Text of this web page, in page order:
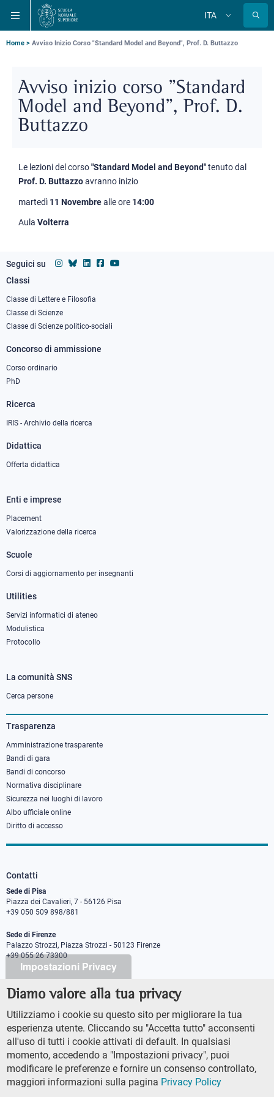
Impostazioni Privacy
Diamo valore alla tua privacy
Utilizziamo i cookie su questo sito per migliorare la tua
esperienza utente. Cliccando su "Accetta tutto" acconsenti
all'uso di tutti i cookie attivati di default. In qualsiasi
momento, accedendo a "Impostazioni privacy", puoi
modificare le preferenze e fornire un consenso controllato,
maggiori informazioni sulla pagina Privacy Policy
alla
navigazione
principale
contenuto
principale
alla
ricerca
principale
ITA
Briciole
pane
Home Avviso Inizio Corso "Standard Model and Beyond", Prof. D. Buttazzo
Avviso inizio corso "Standard
Model and Beyond", Prof. D.
Buttazzo
Le lezioni del corso"Standard Model and Beyond"tenuto dal
Prof. D. Buttazzoavranno inizio
martedì 11 Novembrealle ore 14:00
Aula Volterra
Seguici su
Footer
column
1
Classi
Classe di Lettere e Filosofia
Classe di Scienze
Classe di Scienze politico-sociali
Concorso di ammissione
Corso ordinario
PhD
Ricerca
IRIS - Archivio della ricerca
Didattica
Offerta didattica
Footer
column
Enti e imprese
Placement
Valorizzazione della ricerca
Scuole
Corsi di aggiornamento per insegnanti
Utilities
Servizi informatici di ateneo
Modulistica
Protocollo
Footer
column
3
La comunità SNS
Cerca persone
Trasparenza
Amministrazione trasparente
Bandi di gara
Bandi di concorso
Normativa disciplinare
Sicurezza nei luoghi di lavoro
Albo ufficiale online
Diritto di accesso
Contatti
Sede di Pisa
Piazza dei Cavalieri, 7 - 56126 Pisa
+39 050 509 898/881
Sede di Firenze
Palazzo Strozzi, Piazza Strozzi - 50123 Firenze
+39 055 26 73300
PEC protocollo@pec.sns.it
Codice Fiscale 8000 5050507
Ufficio comunicazione
Addetto stampa
URP - Ufficio relazioni con il pubblico